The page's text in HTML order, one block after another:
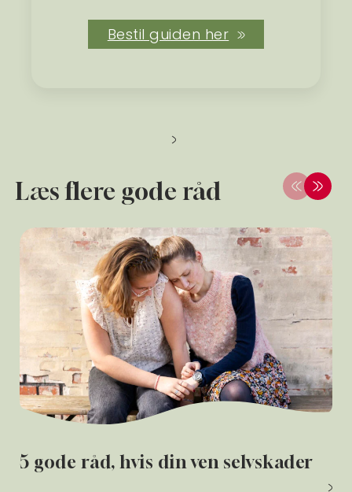
Bestil guiden her
Læs flere gode råd
5 gode råd, hvis din ven selvskader